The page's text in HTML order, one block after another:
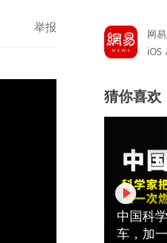
举报
网
iOS
猜你喜欢
中国科
车，加